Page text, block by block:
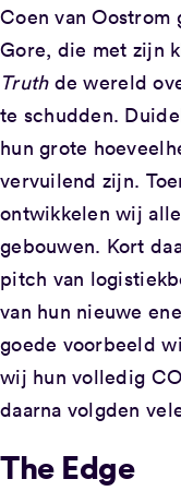
Coen van
Gore, die met zijn
Truthde wereld
te schudden.
hun grote
vervuilend zijn.
ontwikkelen wij
gebouwen. Kort
pitch van
van hun nieuwe
goede voorbeeld
wij hun volledig
daarna volgden
The Edge